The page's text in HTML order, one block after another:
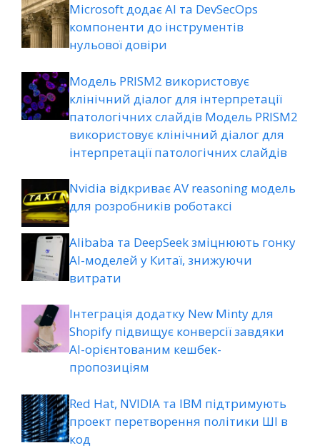
Microsoft додає AI та DevSecOps
компоненти до інструментів
нульової довіри
Модель PRISM2 використовує
клінічний діалог для інтерпретації
патологічних слайдів Модель PRISM2
використовує клінічний діалог для
інтерпретації патологічних слайдів
Nvidia відкриває AV reasoning модель
для розробників роботаксі
Alibaba та DeepSeek зміцнюють гонку
AI-моделей у Китаї, знижуючи
витрати
Інтеграція додатку New Minty для
Shopify підвищує конверсії завдяки
AI-орієнтованим кешбек-
пропозиціям
Red Hat, NVIDIA та IBM підтримують
проект перетворення політики ШІ в
код